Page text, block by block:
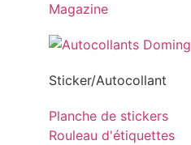
Magazine
Sticker/Autocollant
Planche de stickers
Rouleau d'étiquettes